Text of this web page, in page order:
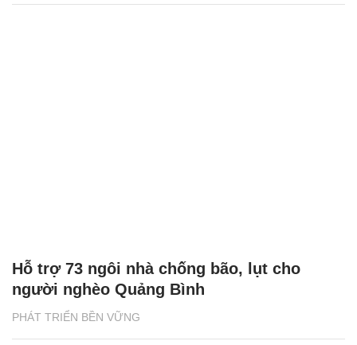
PHÁT TRIỂN BỀN VỮNG
Hỗ trợ 73 ngôi nhà chống bão, lụt cho
người nghèo Quảng Bình